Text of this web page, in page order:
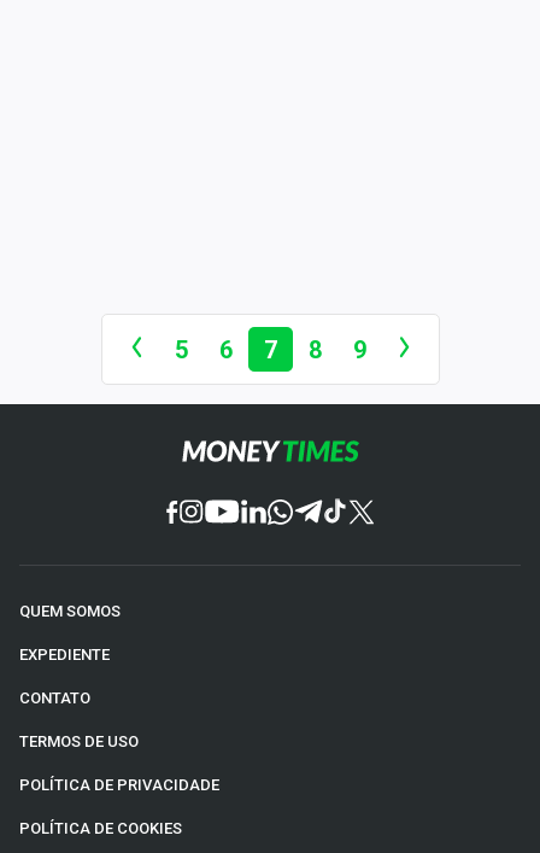
5 6 7 8 9
QUEM SOMOS
EXPEDIENTE
CONTATO
TERMOS DE USO
POLÍTICA DE PRIVACIDADE
POLÍTICA DE COOKIES